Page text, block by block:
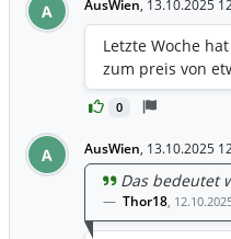
A AusWien, 13.10.2025
0
Letzte Woche
zum preis von
A AusWien, 13.10.2025
Das bedeutet
Thor18,